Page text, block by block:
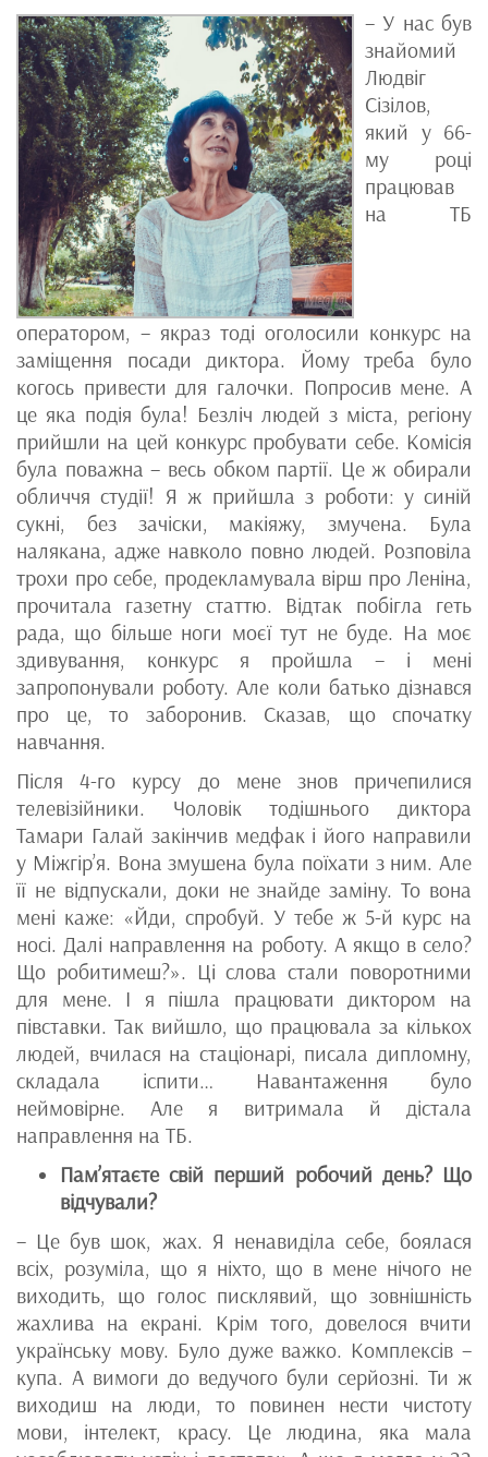
– У нас був
знайомий
Людвіг
Сізілов,
який у 66-
му році
працював
на ТБ
оператором, – якраз тоді оголосили конкурс на
заміщення посади диктора. Йому треба було
когось привести для галочки. Попросив мене. А
це яка подія була! Безліч людей з міста, регіону
прийшли на цей конкурс пробувати себе. Комісія
була поважна – весь обком партії. Це ж обирали
обличчя студії! Я ж прийшла з роботи: у синій
сукні, без зачіски, макіяжу, змучена. Була
налякана, адже навколо повно людей. Розповіла
трохи про себе, продекламувала вірш про Леніна,
прочитала газетну статтю. Відтак побігла геть
рада, що більше ноги моєї тут не буде. На моє
здивування, конкурс я пройшла – і мені
запропонували роботу. Але коли батько дізнався
про це, то заборонив. Сказав, що спочатку
навчання.
Після 4-го курсу до мене знов причепилися
телевізійники. Чоловік тодішнього диктора
Тамари Галай закінчив медфак і його направили
у Міжгір’я. Вона змушена була поїхати з ним. Але
її не відпускали, доки не знайде заміну. То вона
мені каже: «Йди, спробуй. У тебе ж 5-й курс на
носі. Далі направлення на роботу. А якщо в село?
Що робитимеш?». Ці слова стали поворотними
для мене. І я пішла працювати диктором на
півставки. Так вийшло, що працювала за кількох
людей, вчилася на стаціонарі, писала дипломну,
складала іспити… Навантаження було
неймовірне. Але я витримала й дістала
направлення на ТБ.
Пам’ятаєте свій перший робочий день? Що
відчували?
– Це був шок, жах. Я ненавиділа себе, боялася
всіх, розуміла, що я ніхто, що в мене нічого не
виходить, що голос писклявий, що зовнішність
жахлива на екрані. Крім того, довелося вчити
українську мову. Було дуже важко. Комплексів –
купа. А вимоги до ведучого були серйозні. Ти ж
виходиш на люди, то повинен нести чистоту
мови, інтелект, красу. Це людина, яка мала